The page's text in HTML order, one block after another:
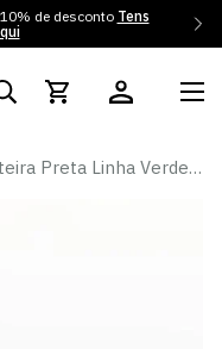
de desconto Tens
Carteira Preta Linha Verde com Presilha